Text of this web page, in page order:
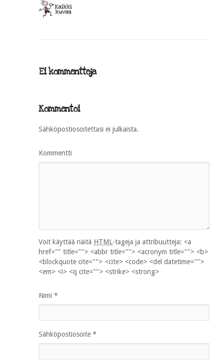
Ei kommentteja
Kommentoi
Sähköpostiosoitettasi ei julkaista.
Kommentti
Voit käyttää näitä HTML-tageja ja attribuutteja: <a
href="" title=""> <abbr title=""> <acronym title=""> <b>
<blockquote cite=""> <cite> <code> <del datetime="">
<em> <i> <q cite=""> <strike> <strong>
Nimi *
Sähköpostiosoite *